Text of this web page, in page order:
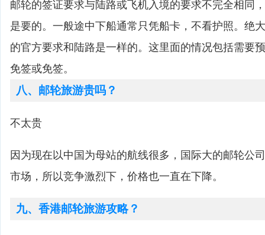
邮轮的签证要求与陆路或飞机入境的要求不完全相同
是要的。一般途中下船通常只凭船卡，不看护照。绝
的官方要求和陆路是一样的。这里面的情况包括需要
免签或免签。
八、邮轮旅游贵吗？
不太贵
因为现在以中国为母站的航线很多，国际大的邮轮公
市场，所以竞争激烈下，价格也一直在下降。
九、香港邮轮旅游攻略？